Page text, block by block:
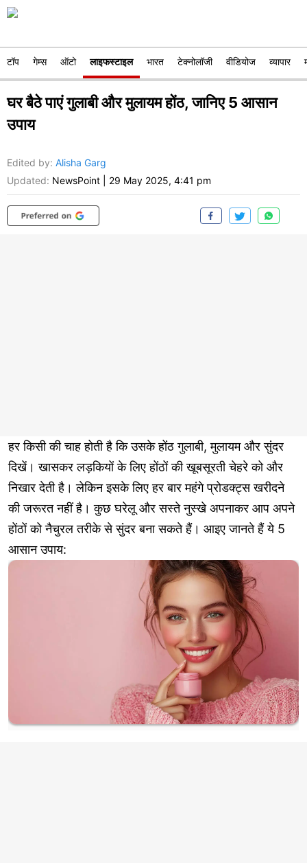
टॉप गेम्स ऑटो लाइफस्टाइल भारत टेक्नोलॉजी वीडियोज व्यापार
घर बैठे पाएं गुलाबी और मुलायम होंठ, जानिए 5 आसान
उपाय
Edited by: Alisha Garg
Updated: NewsPoint 29 May 2025, 4:41 pm
हर किसी की चाह होती है कि उसके होंठ गुलाबी, मुलायम और सुंदर
दिखें। खासकर लड़कियों के लिए होंठों की खूबसूरती चेहरे को और
निखार देती है। लेकिन इसके लिए हर बार महंगे प्रोडक्ट्स खरीदने
की जरूरत नहीं है। कुछ घरेलू और सस्ते नुस्खे अपनाकर आप अपने
होंठों को नैचुरल तरीके से सुंदर बना सकते हैं। आइए जानते हैं ये 5
आसान उपाय: